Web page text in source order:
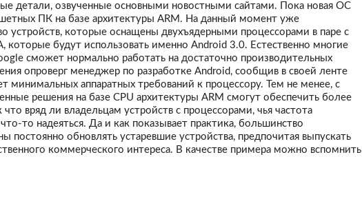
детали, озвученные основными новостными сайтами. Пока новая ОС
ПК на базе архитектуры ARM. На данный момент уже
устройств, которые оснащены двухъядерными процессорами в паре с
которые будут использовать именно Android 3.0. Естественно многие
сможет нормально работать на достаточно производительных
опроверг менеджер по разработке Android, сообщив в своей ленте
минимальных аппаратных требований к процессору. Тем не менее, с
решения на базе CPU архитектуры ARM смогут обеспечить более
вряд ли владельцам устройств с процессорами, чья частота
то надеяться. Да и как показывает практика, большинство
постоянно обновлять устаревшие устройства, предпочитая выпускать
коммерческого интереса. В качестве примера можно вспомнить